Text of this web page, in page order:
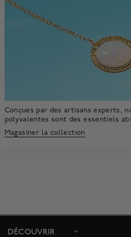
Conçues par des artisans experts,
polyvalentes sont des essentiels
Magasiner la collection
DÉCOUVRIR